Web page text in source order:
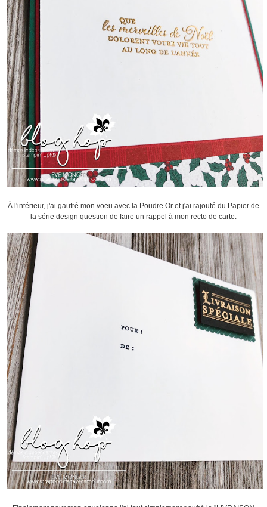
À l'intérieur, j'ai gaufré mon voeu avec la Poudre Or et j'ai rajouté du Papier de
la série design question de faire un rappel à mon recto de carte.